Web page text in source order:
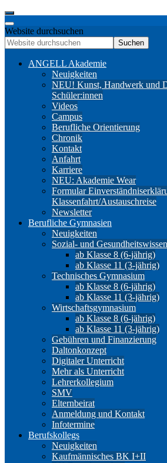
Website durchsuchen
Suchen
ANGELL Akademie
Neuigkeiten
NEU! Kunst, Handwerk und
Schüler:innen
Videos
Campus
Berufliche Orientierung
Chronik
Kontakt
Anfahrt
Karriere
NEU: Akademie Wear
Formular
Klassenfahrt/Austauschreise
Newsletter
Berufliche Gymnasien
Neuigkeiten
Sozial- und
ab Klasse 8 (6-jährig)
ab Klasse 11 (3-jährig)
Technisches Gymnasium
ab Klasse 8 (6-jährig)
ab Klasse 11 (3-jährig)
Wirtschaftsgymnasium
ab Klasse 8 (6-jährig)
ab Klasse 11 (3-jährig)
Gebühren und Finanzierung
Daltonkonzept
Digitaler Unterricht
Mehr als Unterricht
Lehrerkollegium
SMV
Elternbeirat
Anmeldung und Kontakt
Infotermine
Berufskollegs
Neuigkeiten
Kaufmännisches BK I+II